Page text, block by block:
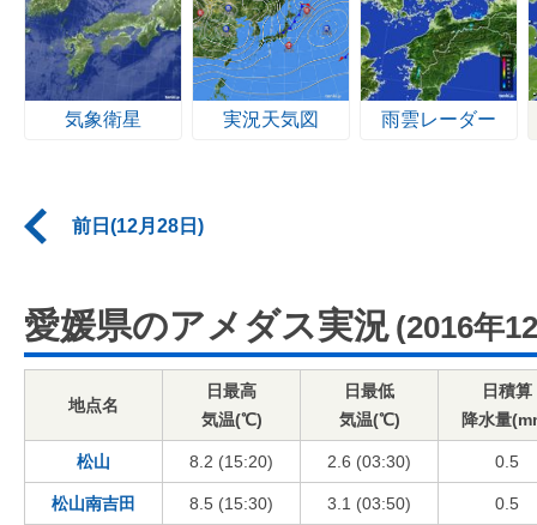
気象衛星 実況天気図 雨雲レーダー
前日(12月28日)
愛媛県のアメダス実況 (2016年
地点名
日最高
気温(℃)
日最低
気温(℃)
日積算
降水量
松山 8.2 (15:20) 2.6 (03:30) 0.5
松山南吉田 8.5 (15:30) 3.1 (03:50) 0.5